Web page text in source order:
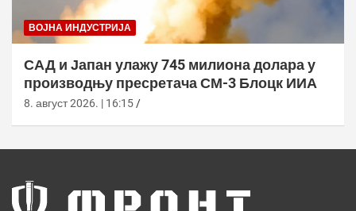
ВОЈНА ИНДУСТРИЈА
САД и Јапан улажу 745 милиона долара у
производњу пресретача СМ-3 Блоцк ИИА
8. август 2026. | 16:15